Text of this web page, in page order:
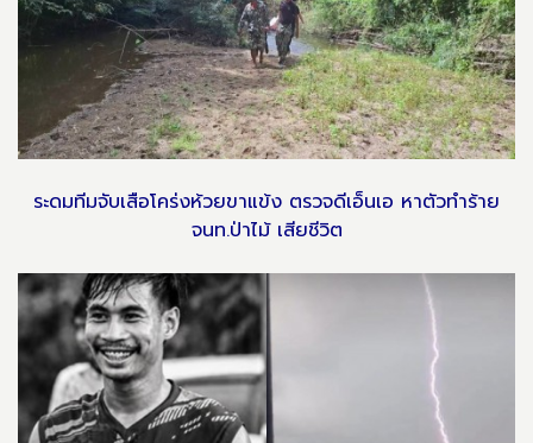
ระดมทีมจับเสือโคร่งห้วยขาแข้ง ตรวจดีเอ็นเอ หาตัวทำร้าย
จนท.ป่าไม้ เสียชีวิต